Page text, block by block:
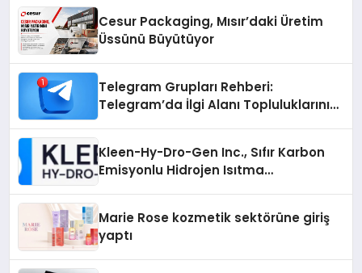
Cesur Packaging, Mısır’daki Üretim
Üssünü Büyütüyor
Telegram Grupları Rehberi:
Telegram’da İlgi Alanı Topluluklarını
Kleen-Hy-Dro-Gen Inc., Sıfır Karbon
Emisyonlu Hidrojen Isıtma
Marie Rose kozmetik sektörüne giriş
yaptı